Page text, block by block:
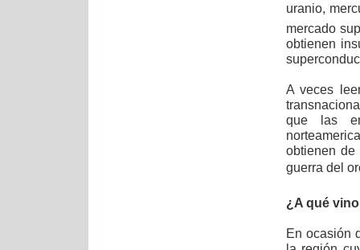
uranio,
mercado
obtienen
A veces
que las
obtienen
guerra del
¿A qué
En ocasión